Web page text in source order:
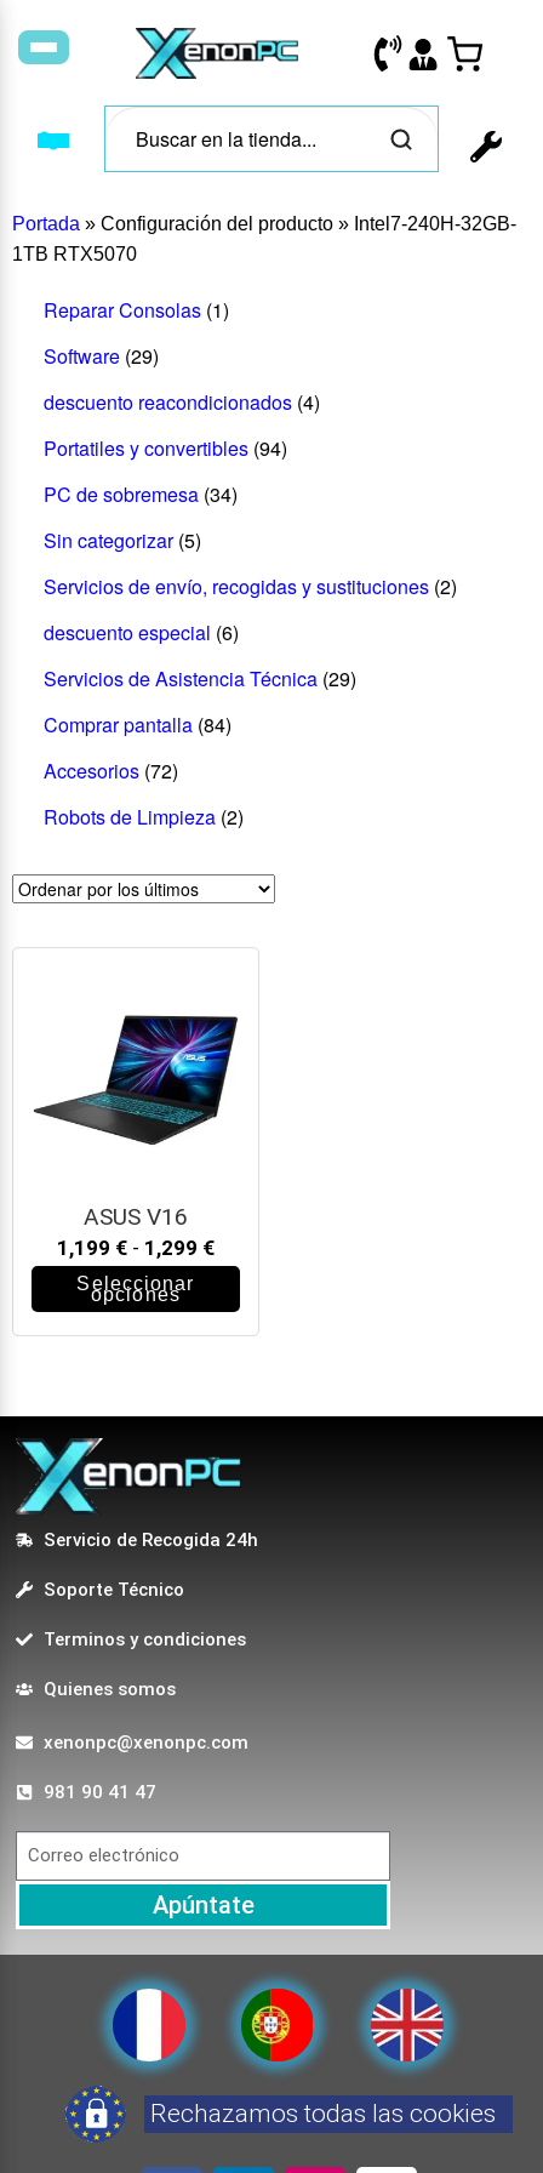
Portada » Configuración del producto » Intel7-240H-32GB-
1TB RTX5070
Reparar Consolas (1)
Software (29)
descuento reacondicionados (4)
Portatiles y convertibles (94)
PC de sobremesa (34)
Sin categorizar (5)
Servicios de envío, recogidas y sustituciones (2)
descuento especial (6)
Servicios de Asistencia Técnica (29)
Comprar pantalla (84)
Accesorios (72)
Robots de Limpieza (2)
ASUS V16
1,199 € - 1,299 €
Seleccionar
opciones
Servicio de Recogida 24h
Soporte Técnico
Terminos y condiciones
Quienes somos
xenonpc@xenonpc.com
981 90 41 47
Apúntate
Rechazamos todas las cookies